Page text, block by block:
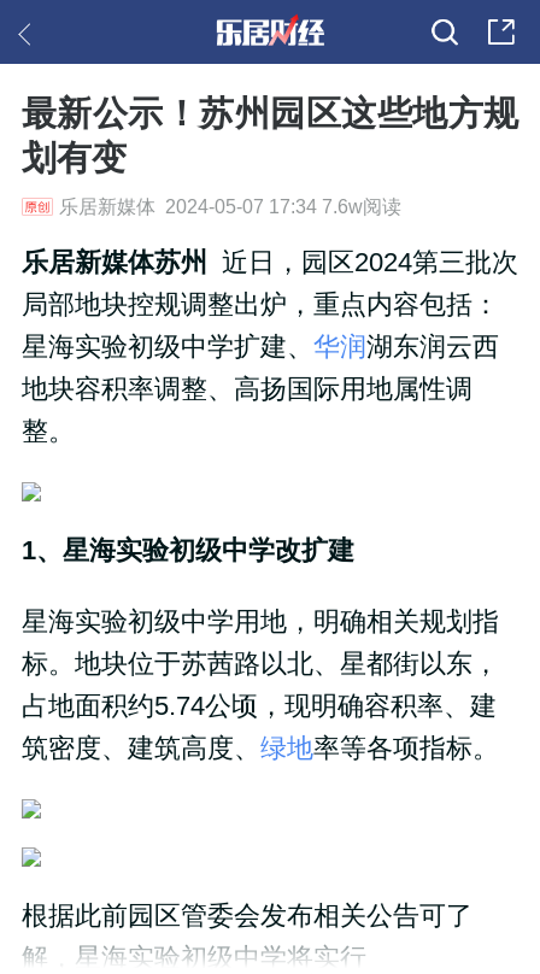
最新公示！苏州园区这些地方规
划有变
乐居新媒体 2024-05-07 17:34 7.6w阅读
乐居新媒体苏州
近日，园区2024第三批次
局部地块控规调整出炉，重点内容包括：
星海实验初级中学扩建、 华润湖东润云西
地块容积率调整、高扬国际用地属性调
整。
1、星海实验初级中学改扩建
星海实验初级中学用地，明确相关规划指
标。地块位于苏茜路以北、星都街以东，
占地面积约5.74公顷，现明确容积率、建
筑密度、建筑高度、 绿地率等各项指标。
根据此前园区管委会发布相关公告可了
解，星海实验初级中学将实行